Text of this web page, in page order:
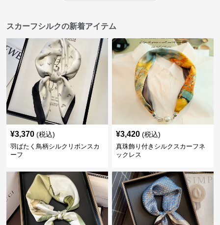
スカーフシルクの新着アイテム
¥3,370 (税込)
羽ばたく鳥柄シルクリボンスカ
ーフ
¥3,420 (税込)
真珠飾り付きシルクスカーフネ
ックレス